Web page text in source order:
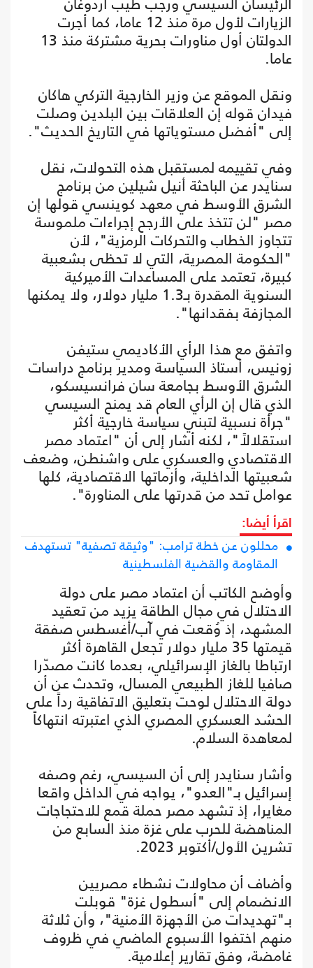
الزيارات لأول مرة منذ 12 عاما، كما أجرت
الدولتان أول مناورات بحرية مشتركة منذ 13
عاما.
ونقل الموقع عن وزير الخارجية التركي هاكان
فيدان قوله إن العلاقات بين البلدين وصلت
إلى "أفضل مستوياتها في التاريخ الحديث".
وفي تقييمه لمستقبل هذه التحولات، نقل
سنايدر عن الباحثة أنيل شيلين من برنامج
الشرق الأوسط في معهد كوينسي قولها إن
مصر "لن تتخذ على الأرجح إجراءات ملموسة
تتجاوز الخطاب والتحركات الرمزية"، لأن
"الحكومة المصرية، التي لا تحظى بشعبية
كبيرة، تعتمد على المساعدات الأميركية
السنوية المقدرة بـ1.3 مليار دولار، ولا يمكنها
المجازفة بفقدانها".
واتفق مع هذا الرأي الأكاديمي ستيفن
زونيس، أستاذ السياسة ومدير برنامج دراسات
الشرق الأوسط بجامعة سان فرانسيسكو،
الذي قال إن الرأي العام قد يمنح السيسي
"جرأة نسبية لتبني سياسة خارجية أكثر
استقلالاً"، لكنه أشار إلى أن "اعتماد مصر
الاقتصادي والعسكري على واشنطن، وضعف
شعبيتها الداخلية، وأزماتها الاقتصادية، كلها
عوامل تحد من قدرتها على المناورة".
اقرأ أيضا:
محللون عن خطة ترامب: "وثيقة تصفية" تستهدف
المقاومة والقضية الفلسطينية
وأوضح الكاتب أن اعتماد مصر على دولة
الاحتلال في مجال الطاقة يزيد من تعقيد
المشهد، إذ وُقعت في آب/أغسطس صفقة
قيمتها 35 مليار دولار تجعل القاهرة أكثر
ارتباطا بالغاز الإسرائيلي، بعدما كانت مصدّرا
صافيا للغاز الطبيعي المسال، وتحدث عن أن
دولة الاحتلال لوحت بتعليق الاتفاقية رداً على
الحشد العسكري المصري الذي اعتبرته انتهاكاً
لمعاهدة السلام.
وأشار سنايدر إلى أن السيسي، رغم وصفه
إسرائيل بـ"العدو"، يواجه في الداخل واقعا
مغايرا، إذ تشهد مصر حملة قمع للاحتجاجات
المناهضة للحرب على غزة منذ السابع من
تشرين الأول/أكتوبر 2023.
وأضاف أن محاولات نشطاء مصريين
الانضمام إلى "أسطول غزة" قوبلت
بـ"تهديدات من الأجهزة الأمنية"، وأن ثلاثة
منهم اختفوا الأسبوع الماضي في ظروف
غامضة، وفق تقارير إعلامية.